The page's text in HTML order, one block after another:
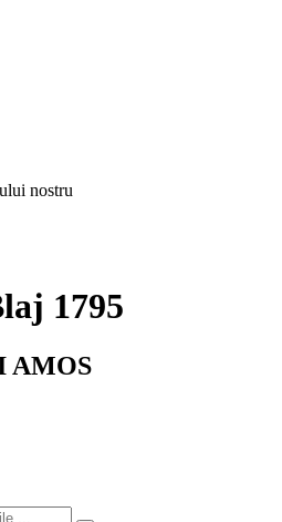
nostru
1795
AMOS